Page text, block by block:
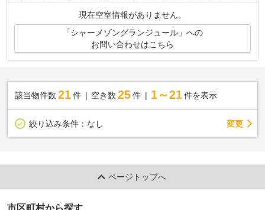
の方も安心できるよう、管理人が巡回...
現在空室情報がありません。
「シャーメゾングランジュール」への
お問い合わせはこちら
該当物件数 21件 空き数 25 件 1～21 件を表示
絞り込み条件： なし 変更
ページトップへ
市区町村から探す